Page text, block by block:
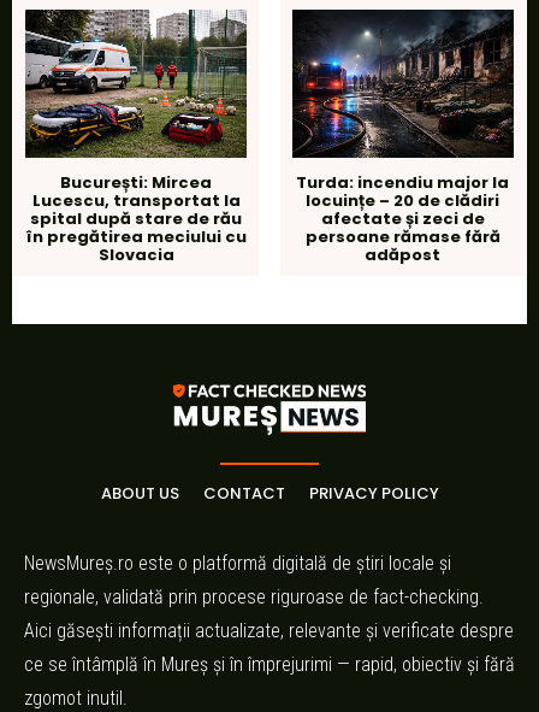
București: Mircea
Lucescu, transportat la
spital după stare de rău
în pregătirea meciului cu
Slovacia
Turda: incendiu major la
locuințe – 20 de clădiri
afectate și zeci de
persoane rămase fără
adăpost
ABOUT US CONTACT PRIVACY POLICY
NewsMureș.ro este o platformă digitală de știri locale și
regionale, validată prin procese riguroase de fact-checking.
Aici găsești informații actualizate, relevante și verificate despre
ce se întâmplă în Mureș și în împrejurimi — rapid, obiectiv și fără
zgomot inutil.